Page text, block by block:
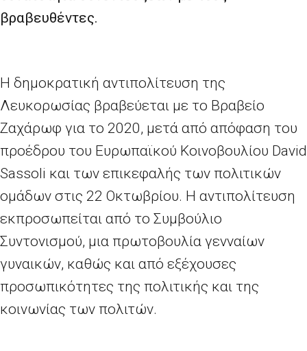
βραβευθέντες.
Η δημοκρατική αντιπολίτευση της
Λευκορωσίας βραβεύεται με το Βραβείο
Ζαχάρωφ για το 2020, μετά από απόφαση του
προέδρου του Ευρωπαϊκού Κοινοβουλίου David
Sassoli και των επικεφαλής των πολιτικών
ομάδων στις 22 Οκτωβρίου. Η αντιπολίτευση
εκπροσωπείται από το Συμβούλιο
Συντονισμού, μια πρωτοβουλία γενναίων
γυναικών, καθώς και από εξέχουσες
προσωπικότητες της πολιτικής και της
κοινωνίας των πολιτών.